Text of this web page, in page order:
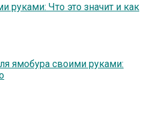
руками: Что это значит и как
ямобура своими руками: